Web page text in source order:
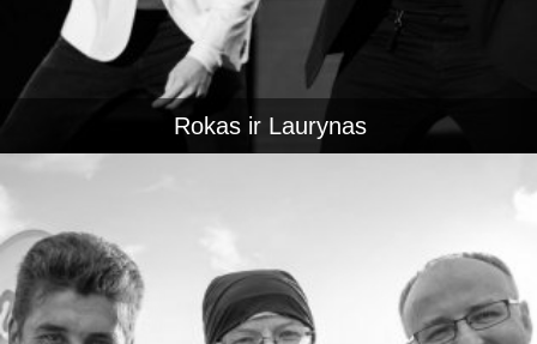
Rokas ir Laurynas